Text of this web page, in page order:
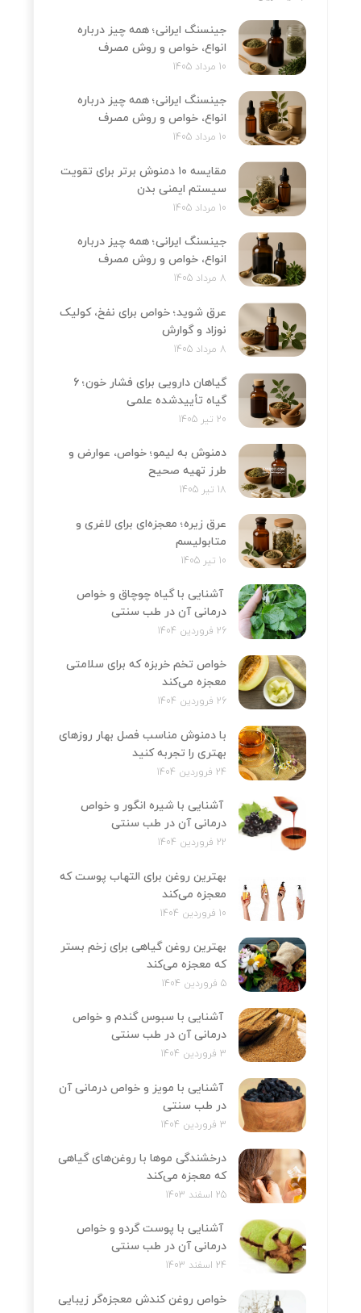
جینسنگ ایرانی؛ همه چیز درباره
انواع، خواص و روش مصرف
10 مرداد 1405
جینسنگ ایرانی؛ همه چیز درباره
انواع، خواص و روش مصرف
10 مرداد 1405
مقایسه ۱۰ دمنوش برتر برای تقویت
سیستم ایمنی بدن
10 مرداد 1405
جینسنگ ایرانی؛ همه چیز درباره
انواع، خواص و روش مصرف
8 مرداد 1405
عرق شوید؛ خواص برای نفخ، کولیک
نوزاد و گوارش
8 مرداد 1405
گیاهان دارویی برای فشار خون؛ 6
گیاه تأییدشده علمی
20 تیر 1405
دمنوش به لیمو؛ خواص، عوارض و
طرز تهیه صحیح
18 تیر 1405
عرق زیره؛ معجزه‌ای برای لاغری و
متابولیسم
10 تیر 1405
آشنایی با گیاه چوچاق و خواص
درمانی آن در طب سنتی
26 فروردین 1404
خواص تخم خربزه که برای سلامتی
معجزه می‌کند
26 فروردین 1404
با دمنوش مناسب فصل بهار روزهای
بهتری را تجربه کنید
24 فروردین 1404
آشنایی با شیره انگور و خواص
درمانی آن در طب سنتی
22 فروردین 1404
بهترین روغن برای التهاب پوست که
معجزه می‌کند
10 فروردین 1404
بهترین روغن گیاهی برای زخم بستر
که معجزه می‌کند
5 فروردین 1404
آشنایی با سبوس گندم و خواص
درمانی آن در طب سنتی
3 فروردین 1404
آشنایی با مویز و خواص درمانی آن
در طب سنتی
3 فروردین 1404
درخشندگی موها با روغن‌های گیاهی
که معجزه می‌کند
25 اسفند 1403
آشنایی با پوست گردو و خواص
درمانی آن در طب سنتی
24 اسفند 1403
خواص روغن کندش معجزه‌‌گر زیبایی